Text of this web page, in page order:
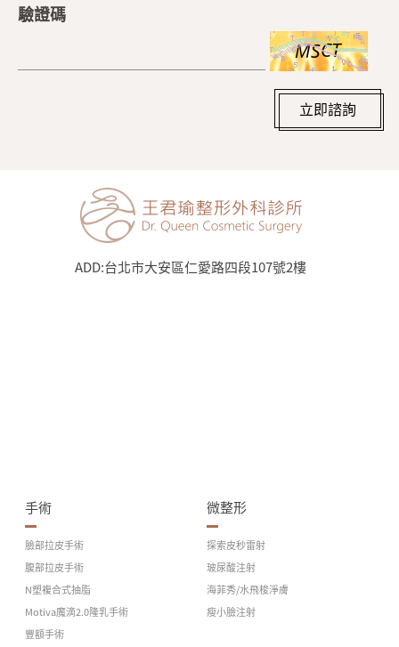
驗證碼
立即諮詢
ADD:台北市大安區仁愛路四段107號2樓
手術
臉部拉皮手術
腹部拉皮手術
N塑複合式抽脂
Motiva魔滴2.0隆乳手術
豐額手術
微整形
探索皮秒雷射
玻尿酸注射
海菲秀/水飛梭淨膚
瘦小臉注射